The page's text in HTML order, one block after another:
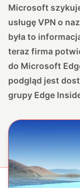
Microsoft
usługę VPN o
była to
teraz firma
do Microsoft
podgląd jest
grupy Edge